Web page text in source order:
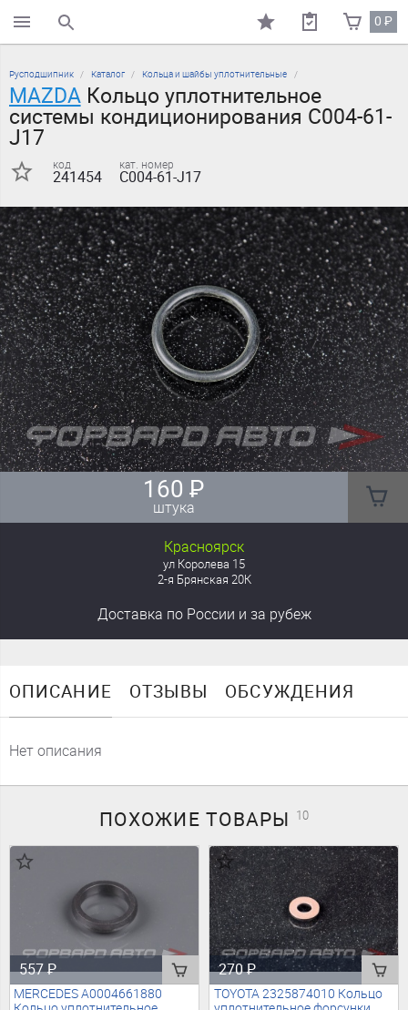
поиск по каталогу 0₽
Русподшипник Каталог Кольца и шайбы уплотнительные
MAZDAКольцо уплотнительное
системы кондиционирования C004-61-
J17
код
241454
кат. номер
C004-61-J17
160₽
штука
Красноярск
ул Королева 15
2-я Брянская 20К
Доставка по России и за рубеж
ОПИСАНИЕ ОТЗЫВЫ ОБСУЖДЕНИЯ
Нет описания
ПОХОЖИЕТОВАРЫ 10
557₽
MERCEDES A0004661880
270₽
TOYOTA 2325874010 Кольцо